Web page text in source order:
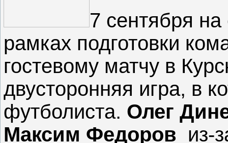
7 сентября
рамках подготовки
гостевому матчу в
двусторонняя игра, в
футболиста. Олег
Максим Федоров из-